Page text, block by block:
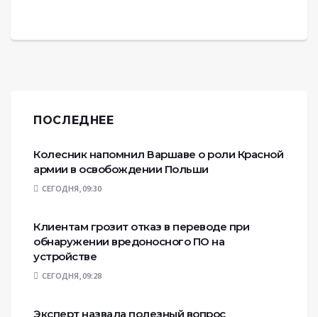
ПОСЛЕДНЕЕ
Колесник напомнил Варшаве о роли Красной
армии в освобождении Польши
СЕГОДНЯ, 09:30
Клиентам грозит отказ в переводе при
обнаружении вредоносного ПО на
устройстве
СЕГОДНЯ, 09:28
Эксперт назвала полезный вопрос